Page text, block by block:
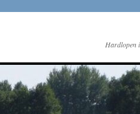
Hardlopen